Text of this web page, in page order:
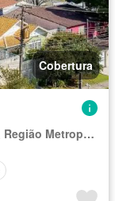
Cobertura
Região Geográfica Imediata de Curitiba, Região Metropolitana de Curitiba